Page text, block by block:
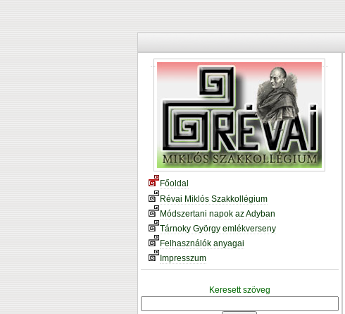
Főoldal
Révai Miklós Szakkollégium
Módszertani napok az Adyban
Tárnoky György emlékverseny
Felhasználók anyagai
Impresszum
Keresett szöveg